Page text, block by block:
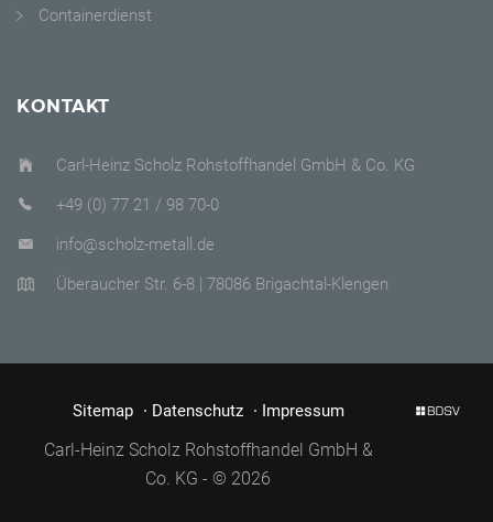
Containerdienst
KONTAKT
Carl-Heinz Scholz Rohstoffhandel GmbH & Co. KG
+49 (0) 77 21 / 98 70-0
info@scholz-metall.de
Überaucher Str. 6-8 | 78086 Brigachtal-Klengen
Sitemap Datenschutz Impressum
Carl-Heinz Scholz Rohstoffhandel GmbH &
Co. KG - © 2026